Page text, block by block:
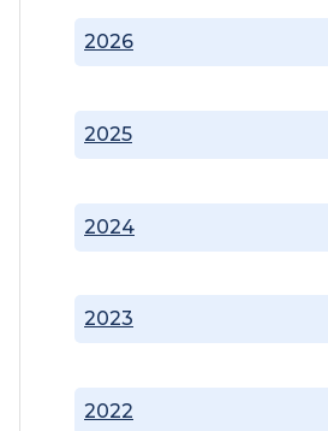
2022
2023
2024
2025
2026